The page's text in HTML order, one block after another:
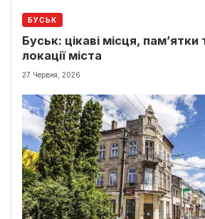
БУСЬК
Буськ: цікаві місця, пам’ятки
локації міста
27 Червня, 2026